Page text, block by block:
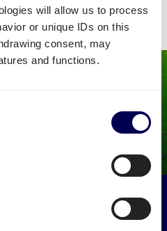
will allow us to process
or unique IDs on this
consent, may
and functions.
leeg zouden rijden. Zo